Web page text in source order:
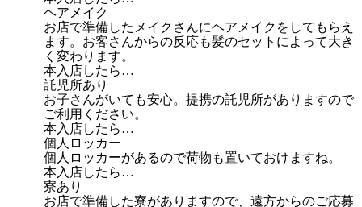
ヘアメイク
お店で準備したメイクさんにヘアメイクをしてもらえ
ます。お客さんからの反応も髪のセットによって大き
く変わります。
本入店したら…
託児所あり
お子さんがいても安心。提携の託児所がありますので
ご利用ください。
本入店したら…
個人ロッカー
個人ロッカーがあるので荷物も置いておけますね。
本入店したら…
寮あり
お店で準備した寮がありますので、遠方からのご応募